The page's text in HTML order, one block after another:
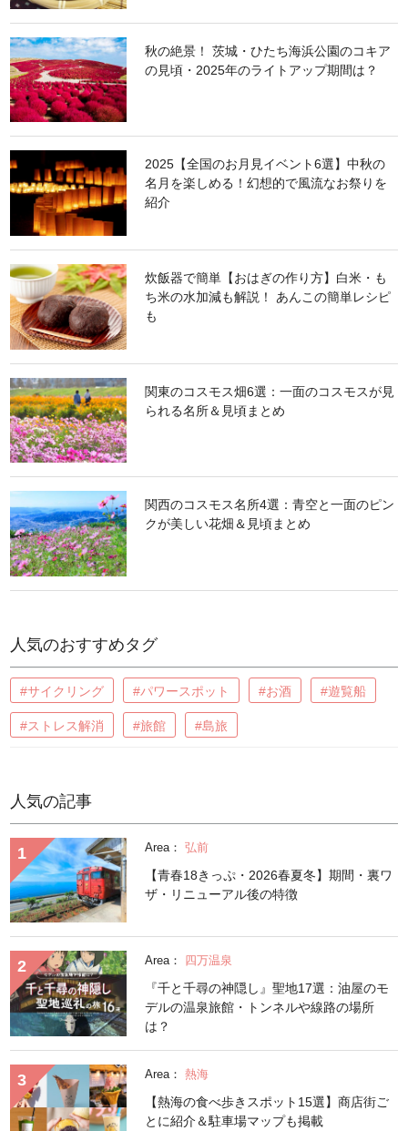
秋の絶景！ 茨城・ひたち海浜公園のコキア
の見頃・2025年のライトアップ期間は？
2025【全国のお月見イベント6選】中秋の
名月を楽しめる！幻想的で風流なお祭りを
紹介
炊飯器で簡単【おはぎの作り方】白米・も
ち米の水加減も解説！ あんこの簡単レシピ
も
関東のコスモス畑6選：一面のコスモスが見
られる名所＆見頃まとめ
関西のコスモス名所4選：青空と一面のピン
クが美しい花畑＆見頃まとめ
人気のおすすめタグ
#サイクリング #パワースポット #お酒 #遊覧船
#ストレス解消 #旅館 #島旅
人気の記事
Area： 弘前
【青春18きっぷ・2026春夏冬】期間・裏ワ
ザ・リニューアル後の特徴
Area： 四万温泉
『千と千尋の神隠し』聖地17選：油屋のモ
デルの温泉旅館・トンネルや線路の場所
は？
Area： 熱海
【熱海の食べ歩きスポット15選】商店街ご
とに紹介＆駐車場マップも掲載